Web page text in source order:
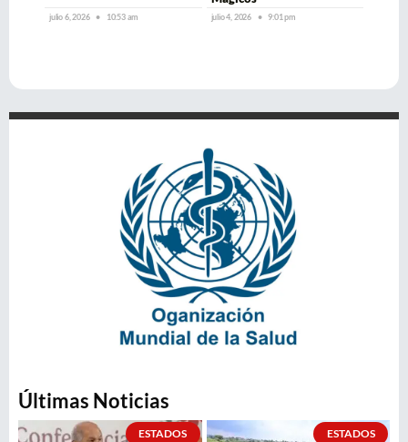
julio 6, 2026 10:53 am julio 4, 2026 9:01 pm
Últimas Noticias
ESTADOS ESTADOS